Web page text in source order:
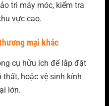
trì máy móc, kiểm tra
vực cao.
mại khác
cụ hữu ích để lắp đặt
thất, hoặc vệ sinh kính
lớn.